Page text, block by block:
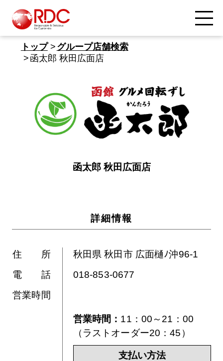
トップ
グループ店舗検索
函太郎 秋田広面店
函太郎 秋田広面店
詳細情報
住 所
秋田県 秋田市 広面樋ﾉ沖96-1
電 話
018-853-0677
営業時間
営業時間： 11：00～21：00
（ラストオーダー20：45）
支払い方法